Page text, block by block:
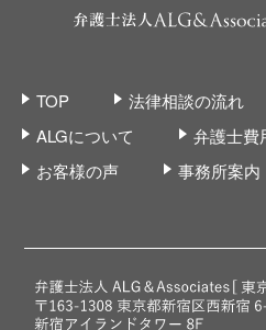
TOP 法律相談の流れ
ALGについて
弁護士費
お客様の声
事務所案内